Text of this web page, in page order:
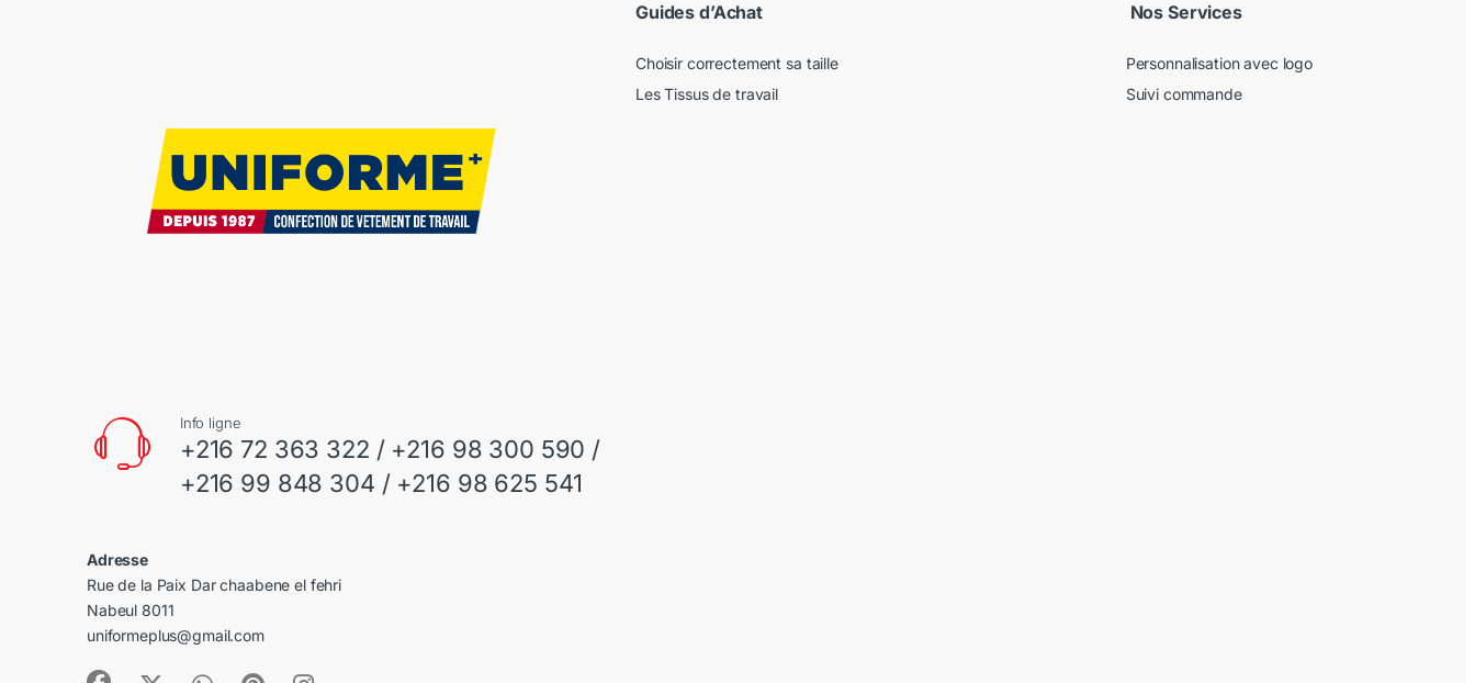
Info ligne
+216 72 363 322 / +216 98 300 590 /
+216 99 848 304 / +216 98 625 541
Adresse
Rue de la Paix Dar chaabene el fehri
Nabeul 8011
uniformeplus@gmail.com
Guides d’Achat
Choisir correctement sa taille
Les Tissus de travail
Nos Services
Personnalisation avec logo
Suivi commande